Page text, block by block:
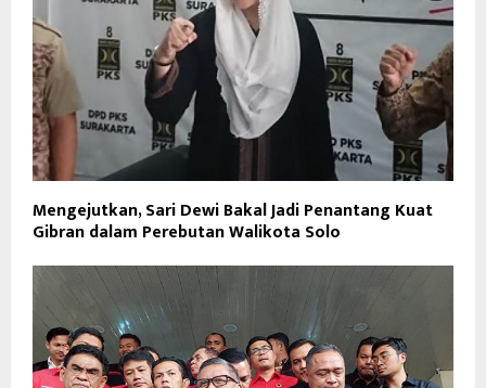
Mengejutkan, Sari Dewi Bakal Jadi Penantang Kuat
Gibran dalam Perebutan Walikota Solo